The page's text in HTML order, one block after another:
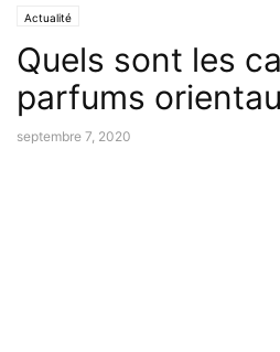
Actualité
Quels sont les
parfums
septembre 7, 2020